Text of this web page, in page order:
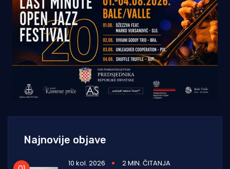
Najnovije objave
10 kol. 2026
2 MIN. ČITANJA